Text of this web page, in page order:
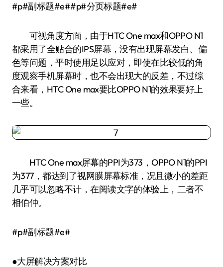
#p#副标题#e##p#分页标题#e#
可视角度方面，由于HTC One max和OPPO N1
都采用了全贴合的IPS屏幕，没有出现屏幕发白、偏
色等问题，平时使用足以应对，即使在比较低的角
度观察手机屏幕时，也不会出现大的反差，不过综
合来看，HTC One max要比OPPO N1的效果要好上
一些。
HTC One max屏幕的PPI为373，OPPO N1的PPI
为377，都达到了视网膜屏幕标准，况且微小的差距
几乎可以忽略不计，在阅读文字的体验上，二者不
相伯仲。
#p#副标题#e#
●大屏解决方案对比